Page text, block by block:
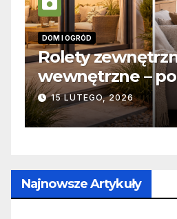
INFORMACJE
Zabicie owada a
jak wygląda to
19 PAŹDZIERNIKA, 2025
Najnowsze Artykuły